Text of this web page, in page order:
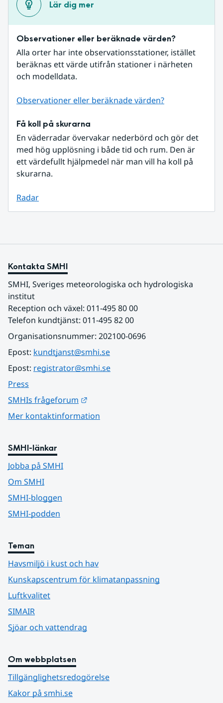
Lär dig mer
Observationer eller beräknade värden?
Alla orter har inte observationsstationer, istället
beräknas ett värde utifrån stationer i närheten
och modelldata.
Observationer eller beräknade värden?
Få koll på skurarna
En väderradar övervakar nederbörd och gör det
med hög upplösning i både tid och rum. Den är
ett värdefullt hjälpmedel när man vill ha koll på
skurarna.
Radar
Kontakta SMHI
SMHI, Sveriges meteorologiska och hydrologiska
institut
Reception och växel: 011-495 80 00
Telefon kundtjänst: 011-495 82 00
Organisationsnummer: 202100-0696
Epost: kundtjanst@smhi.se
Epost: registrator@smhi.se
Press
SMHIs frågeforum
Mer kontaktinformation
SMHI-länkar
Jobba på SMHI
Om SMHI
SMHI-bloggen
SMHI-podden
Teman
Havsmiljö i kust och hav
Kunskapscentrum för klimatanpassning
Luftkvalitet
SIMAIR
Sjöar och vattendrag
Om webbplatsen
Tillgänglighetsredogörelse
Kakor på smhi.se